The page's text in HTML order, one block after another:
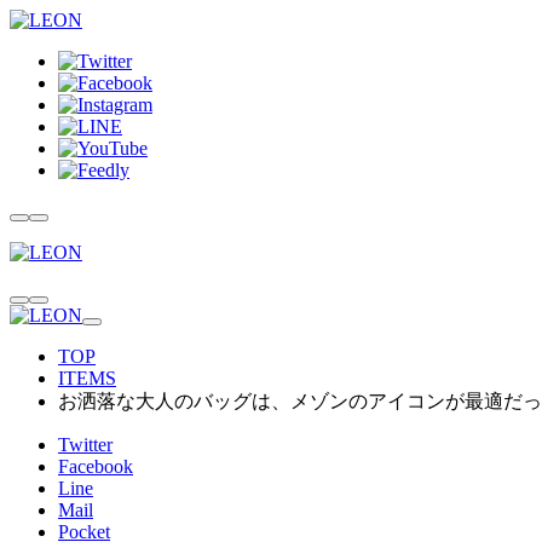
TOP
ITEMS
お洒落な大人のバッグは、メゾンのアイコンが最適だ
Twitter
Facebook
Line
Mail
Pocket